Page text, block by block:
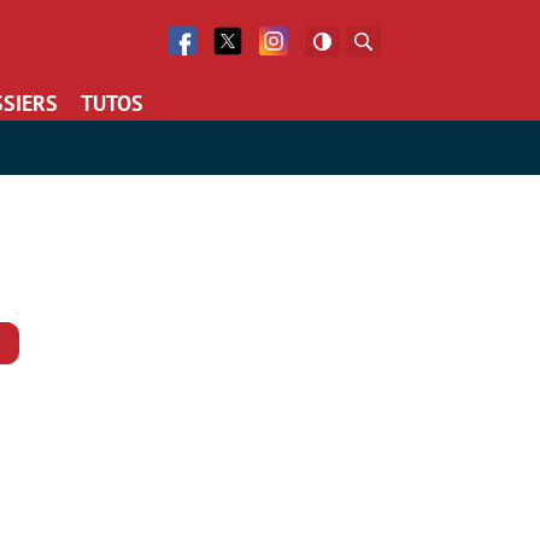
Facebook
Twitter Facebook
TUTOS